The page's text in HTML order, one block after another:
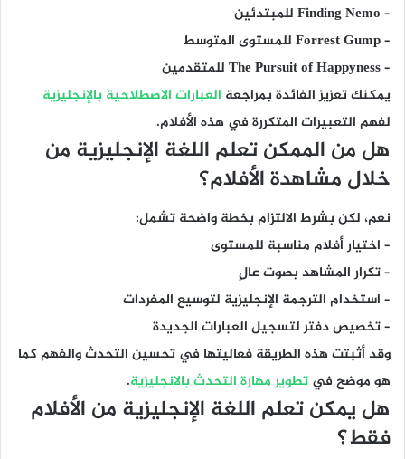
–
Finding Nemo للمبتدئين
– Forrest Gump
للمستوى المتوسط
– The Pursuit of Happyness
للمتقدمين
يمكنك تعزيز الفائدة بمراجعة العبارات الاصطلاحية بالإنجليزية
لفهم التعبيرات المتكررة في هذه الأفلام.
هل من الممكن تعلم اللغة الإنجليزية من
خلال مشاهدة الأفلام؟
نعم، لكن بشرط الالتزام بخطة واضحة تشمل:
– اختيار أفلام مناسبة للمستوى
– تكرار المشاهد بصوت عالٍ
– استخدام الترجمة الإنجليزية لتوسيع المفردات
– تخصيص دفتر لتسجيل العبارات الجديدة
وقد أثبتت هذه الطريقة فعاليتها في تحسين التحدث والفهم كما
هو موضح في تطوير مهارة التحدث بالانجليزية.
هل يمكن تعلم اللغة الإنجليزية من الأفلام
فقط؟